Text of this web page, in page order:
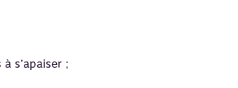
s’apaiser ;